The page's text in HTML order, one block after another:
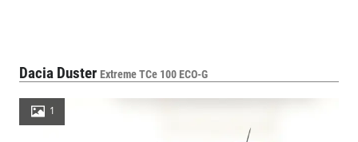
Dacia Duster Extreme TCe 100 ECO-G
1